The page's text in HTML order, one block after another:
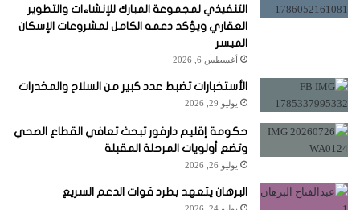
التنفيذي لمجموعة المبارك للإنشاءات والتطوير
العقاري ويؤكد دعمه الكامل لمشروعات الإسكان
الميسر
أغسطس 6, 2026
الأستخبارات تضبط عدد كبير من السلاح والمخدرات
يوليو 29, 2026
حكومة إقليم دارفور تبحث تعافي القطاع الصحي
وتضع أولويات المرحلة المقبلة
يوليو 26, 2026
البرهان يتعهد بطرد قوات الدعم السريع
يوليو 24, 2026